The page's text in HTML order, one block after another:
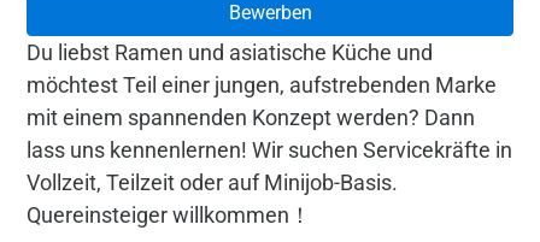
Bewerben
Du liebst Ramen und asiatische Küche und
möchtest Teil einer jungen, aufstrebenden Marke
mit einem spannenden Konzept werden? Dann
lass uns kennenlernen! Wir suchen Servicekräfte in
Vollzeit, Teilzeit oder auf Minijob-Basis.
Quereinsteiger willkommen！